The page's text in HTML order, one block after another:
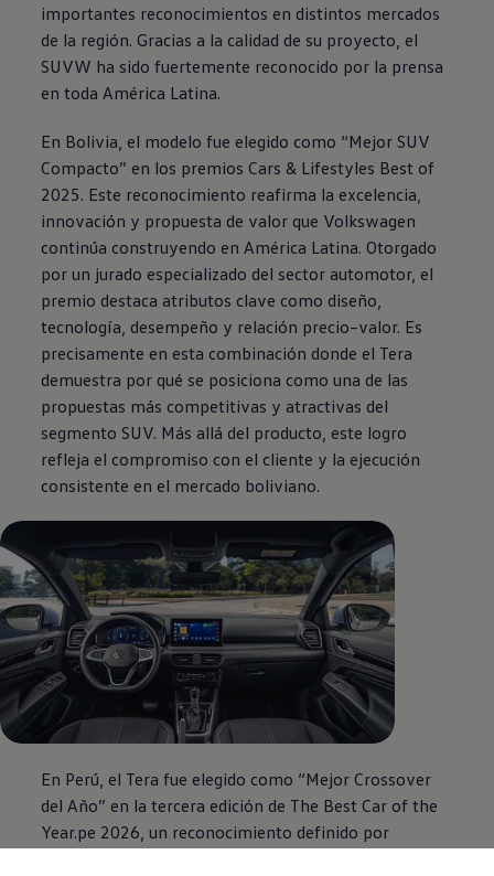
importantes reconocimientos en distintos mercados
de la región. Gracias a la calidad de su proyecto, el
SUVW ha sido fuertemente reconocido por la prensa
en toda América Latina.
En Bolivia, el modelo fue elegido como “Mejor SUV
Compacto” en los premios Cars & Lifestyles Best of
2025. Este reconocimiento reafirma la excelencia,
innovación y propuesta de valor que Volkswagen
continúa construyendo en América Latina. Otorgado
por un jurado especializado del sector automotor, el
premio destaca atributos clave como diseño,
tecnología, desempeño y relación precio–valor. Es
precisamente en esta combinación donde el Tera
demuestra por qué se posiciona como una de las
propuestas más competitivas y atractivas del
segmento SUV. Más allá del producto, este logro
refleja el compromiso con el cliente y la ejecución
consistente en el mercado boliviano.
En Perú, el Tera fue elegido como “Mejor Crossover
del Año” en la tercera edición de The Best Car of the
Year.pe 2026, un reconocimiento definido por